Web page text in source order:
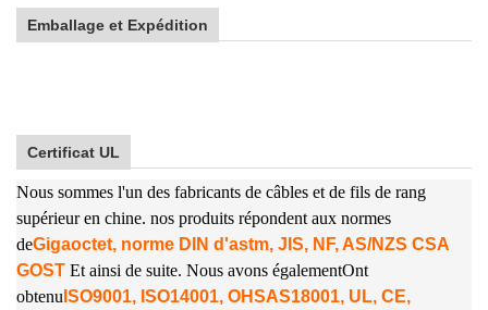
Emballage et Expédition
Certificat UL
Nous sommes l'un des fabricants de câbles et de fils de rang
supérieur en chine. nos produits répondent aux normes
deGigaoctet, norme DIN d'astm, JIS, NF, AS/NZS CSA
GOST Et ainsi de suite. Nous avons égalementOnt
obtenu ISO9001, ISO14001, OHSAS18001, UL, CE,